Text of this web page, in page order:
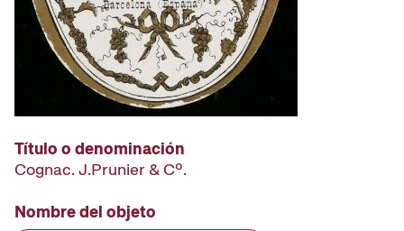
Título o denominación
Cognac. J.Prunier & Cº.
Nombre del objeto